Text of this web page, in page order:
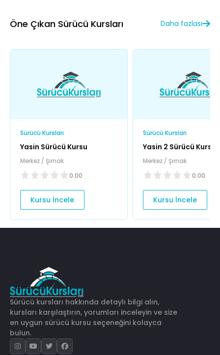
Öne Çıkan Sürücü Kursları Daha fazlası
Sürücü Kursları
Yasin Sürücü Kursu
Merkez / Şırnak
0.00
Kursu İncele
Sürücü Kursları
Yasin 2 Sürücü Kursu
Merkez / Şırnak
0.00
Kursu İncele
Sürücü kursları hakkında detaylı bilgi alın,
kursları karşılaştırın, yorumları inceleyin ve size
en uygun sürücü kursu seçeneğini kolayca
bulun.